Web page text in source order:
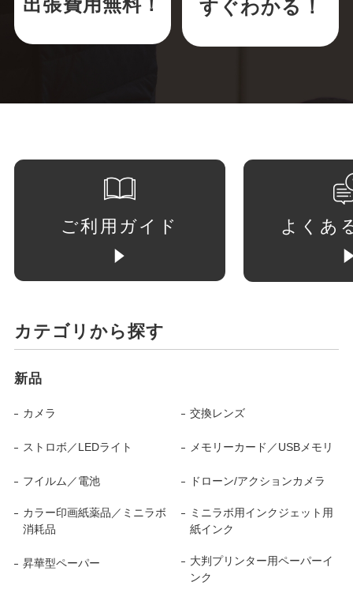
出張費用無料！ すぐわかる！
ご利用ガイド よくあ
カテゴリから探す
新品
カメラ 交換レンズ
ストロボ／LEDライト メモリーカード／USBメモリ
フイルム／電池 ドローン/アクションカメラ
カラー印画紙薬品／ミニラボ
消耗品
ミニラボ用インクジェット用
紙インク
昇華型ペーパー
大判プリンター用ペーパーイ
ンク